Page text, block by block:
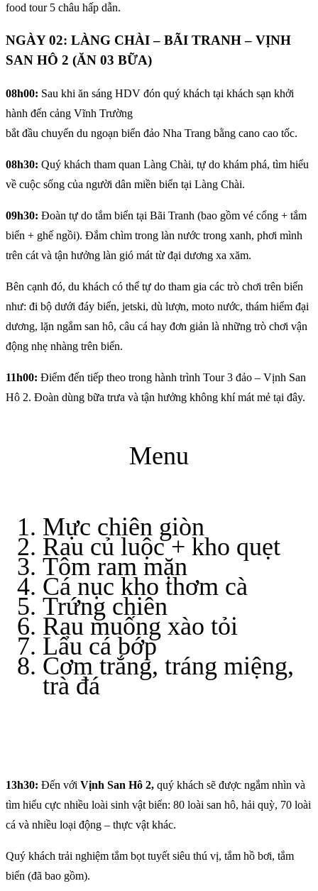
food tour 5 châu hấp dẫn.
NGÀY 02: LÀNG CHÀI – BÃI TRANH – VỊNH
SAN HÔ 2 (ĂN 03 BỮA)
08h00: Sau khi ăn sáng HDV đón quý khách tại khách sạn khởi
hành đến cảng Vĩnh Trường
bắt đầu chuyến du ngoạn biển đảo Nha Trang bằng cano cao tốc.
08h30: Quý khách tham quan Làng Chài, tự do khám phá, tìm hiểu
về cuộc sống của người dân miền biển tại Làng Chài.
09h30: Đoàn tự do tắm biển tại Bãi Tranh (bao gồm vé cổng + tắm
biển + ghế ngồi). Đắm chìm trong làn nước trong xanh, phơi mình
trên cát và tận hưởng làn gió mát từ đại dương xa xăm.
Bên cạnh đó, du khách có thể tự do tham gia các trò chơi trên biển
như: đi bộ dưới đáy biển, jetski, dù lượn, moto nước, thám hiểm đại
dương, lặn ngắm san hô, câu cá hay đơn giản là những trò chơi vận
động nhẹ nhàng trên biển.
11h00: Điểm đến tiếp theo trong hành trình Tour 3 đảo – Vịnh San
Hô 2. Đoàn dùng bữa trưa và tận hưởng không khí mát mẻ tại đây.
Menu
Mực chiên giòn
Rau củ luộc + kho quẹt
Tôm ram mặn
Cá nục kho thơm cà
Trứng chiên
Rau muống xào tỏi
Lẩu cá bớp
Cơm trắng, tráng miệng,
trà đá
13h30: Đến với Vịnh San Hô 2, quý khách sẽ được ngắm nhìn và
tìm hiểu cực nhiều loài sinh vật biển: 80 loài san hô, hải quỳ, 70 loài
cá và nhiều loại động – thực vật khác.
Quý khách trải nghiệm tắm bọt tuyết siêu thú vị, tắm hồ bơi, tắm
biển (đã bao gồm).